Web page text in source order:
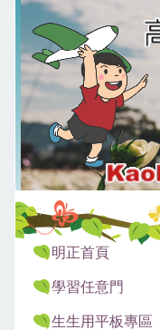
:::
明正首頁
學習任意門
生生用平板專區